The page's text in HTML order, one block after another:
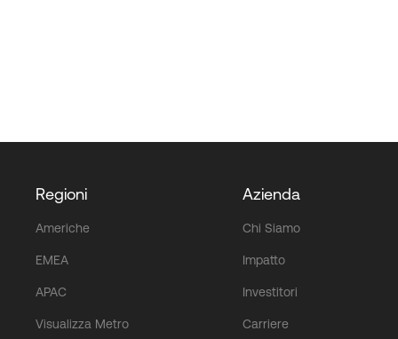
Regioni
Americhe
EMEA
APAC
Visualizza Metro
Azienda
Chi Siamo
Impatto
Investitori
Carriere